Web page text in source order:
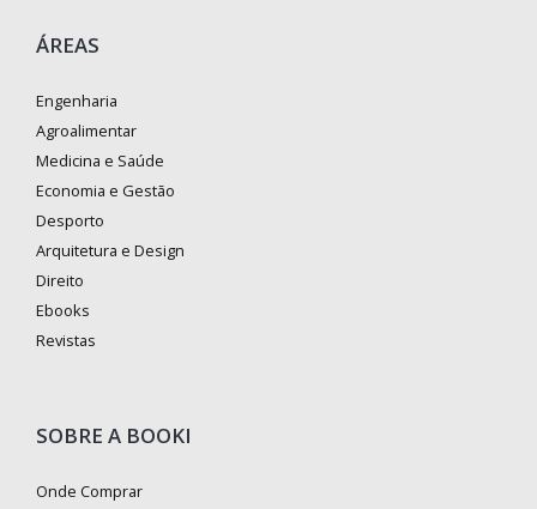
ÁREAS
Engenharia
Agroalimentar
Medicina e Saúde
Economia e Gestão
Desporto
Arquitetura e Design
Direito
Ebooks
Revistas
SOBRE A BOOKI
Onde Comprar